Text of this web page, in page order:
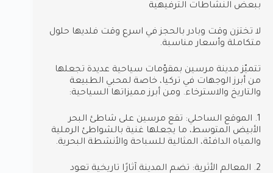
ببعض النشاطات الترفيهية
لا تختزن وقت وبادر بالحجز في اسرع وقت فلديها حلول
متكاملة وأسعار مناسبة.
تتميّز مدينة مرسين بمقوّمات سياحية عديدة تجعلها
من أبرز الوجهات في تركيا، خاصة لمحبي الطبيعة
والتاريخ والاسترخاء. ومن أبرز مميزاتها السياحية:
1. الموقع الساحلي: تقع مرسين على شاطئ البحر
الأبيض المتوسط، ما يجعلها غنية بالشواطئ الرملية
والمياه الدافئة، المثالية للسباحة والأنشطة البحرية.
2. المعالم الأثرية: تضم المدينة آثارًا تاريخية تعود